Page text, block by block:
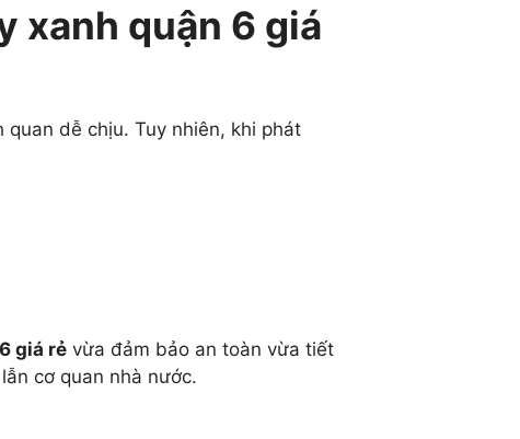
xanh quận 6 giá
dễ chịu. Tuy nhiên, khi phát
giá rẻ vừa đảm bảo an toàn vừa tiết
cơ quan nhà nước.